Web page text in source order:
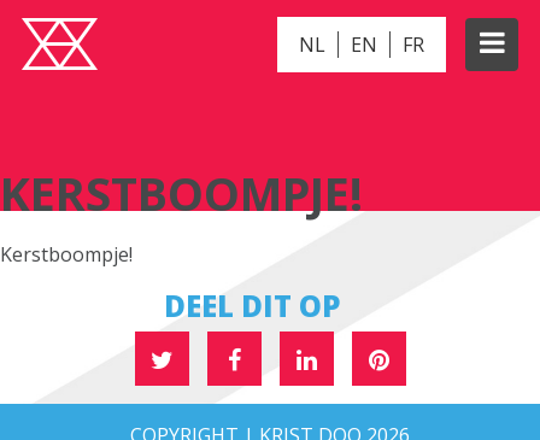
NL EN FR
KERSTBOOMPJE!
Kerstboompje!
DEEL DIT OP